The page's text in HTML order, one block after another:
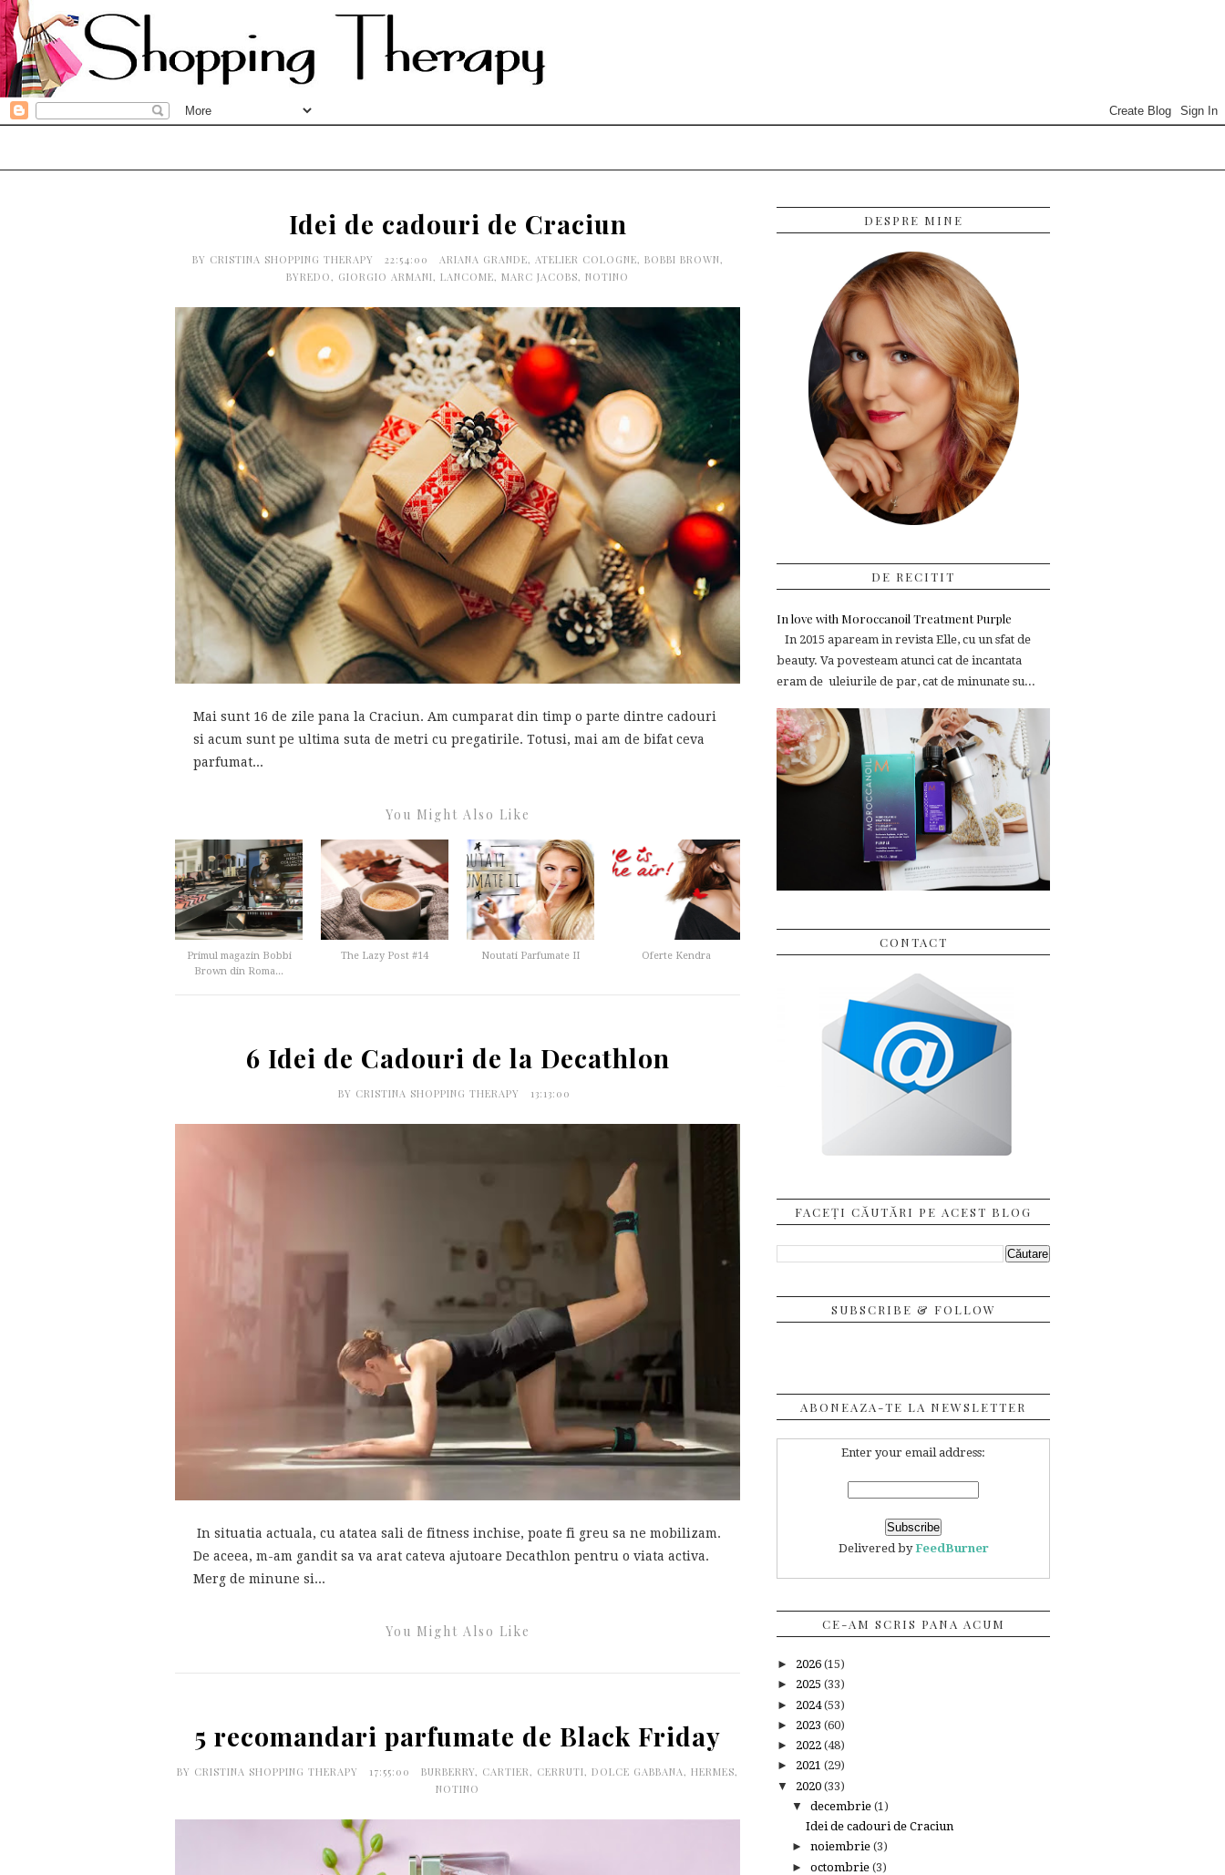
Idei de cadouri de Craciun
BY CRISTINA SHOPPING THERAPY 22:54:00 ARIANA GRANDE, ATELIER COLOGNE, BOBBI BROWN,
BYREDO, GIORGIO ARMANI, LANCOME, MARC JACOBS, NOTINO
Mai sunt 16 de zile pana la Craciun. Am cumparat din timp o parte dintre cadouri
si acum sunt pe ultima suta de metri cu pregatirile. Totusi, mai am de bifat ceva
parfumat...
You Might Also Like
Primul magazin Bobbi
Brown din Roma...
The Lazy Post #14 Noutati Parfumate II Oferte Kendra
6 Idei de Cadouri de la Decathlon
BY CRISTINA SHOPPING THERAPY 13:13:00
In situatia actuala, cu atatea sali de fitness inchise, poate fi greu sa ne mobilizam.
De aceea, m-am gandit sa va arat cateva ajutoare Decathlon pentru o viata activa.
Merg de minune si...
You Might Also Like
5 recomandari parfumate de Black Friday
BY CRISTINA SHOPPING THERAPY 17:55:00 BURBERRY, CARTIER, CERRUTI, DOLCE GABBANA, HERMES,
NOTINO
DESPRE MINE
DE RECITIT
In love with Moroccanoil Treatment Purple
In 2015 apaream in revista Elle, cu un sfat de
beauty. Va povesteam atunci cat de incantata
eram de uleiurile de par, cat de minunate su...
CONTACT
FACEȚI CĂUTĂRI PE ACEST BLOG
SUBSCRIBE & FOLLOW
ABONEAZA-TE LA NEWSLETTER
Enter your email address:
Delivered byFeedBurner
CE-AM SCRIS PANA ACUM
► 2026 (15)
► 2025 (33)
► 2024(53)
► 2023 (60)
► 2022 (48)
► 2021 (29)
▼ 2020 (33)
▼ decembrie (1)
Idei de cadouri de Craciun
► noiembrie (3)
► octombrie (3)